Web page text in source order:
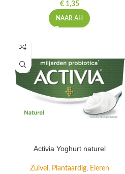
€1,35
NAAR AH
Activia Yoghurt naturel
Zuivel, Plantaardig, Eieren